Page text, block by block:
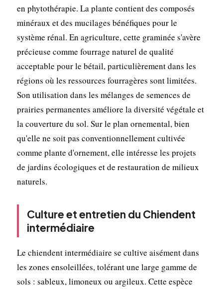
en phytothérapie. La plante contient des composés
minéraux et des mucilages bénéfiques pour le
système rénal. En agriculture, cette graminée s'avère
précieuse comme fourrage naturel de qualité
acceptable pour le bétail, particulièrement dans les
régions où les ressources fourragères sont limitées.
Son utilisation dans les mélanges de semences de
prairies permanentes améliore la diversité végétale et
la couverture du sol. Sur le plan ornemental, bien
qu'elle ne soit pas conventionnellement cultivée
comme plante d'ornement, elle intéresse les projets
de jardins écologiques et de restauration de milieux
naturels.
Culture et entretien du Chiendent
intermédiaire
Le chiendent intermédiaire se cultive aisément dans
les zones ensoleillées, tolérant une large gamme de
sols : sableux, limoneux ou argileux. Cette espèce